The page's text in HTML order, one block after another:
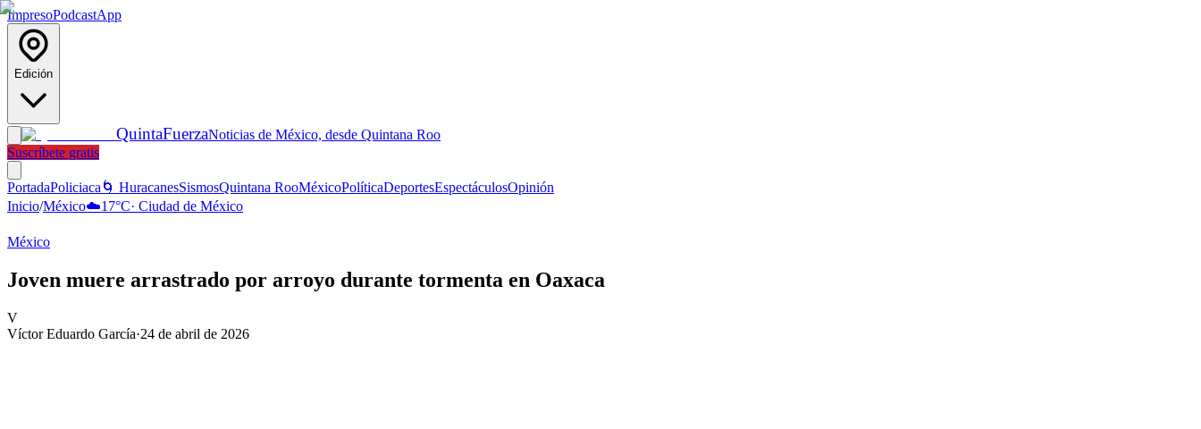
ImpresoPodcastApp
Edición
QuintaFuerzaNoticias de México, desde Quintana Roo
Suscríbete gratis
PortadaPoliciaca 🌀 HuracanesSismosQuintana RooMéxicoPolíticaDeportesEspectáculosOpinión
Inicio/México☁️17°C· Ciudad de México
México
Joven muere arrastrado por arroyo durante tormenta en Oaxaca
V
Víctor Eduardo García·24 de abril de 2026